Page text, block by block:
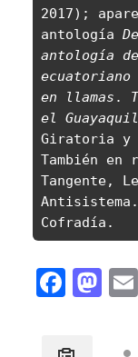
2017);
antología
antología
ecuatoriano
en llamas .
el
Giratoria y
También
Tangente,
Cofradía.